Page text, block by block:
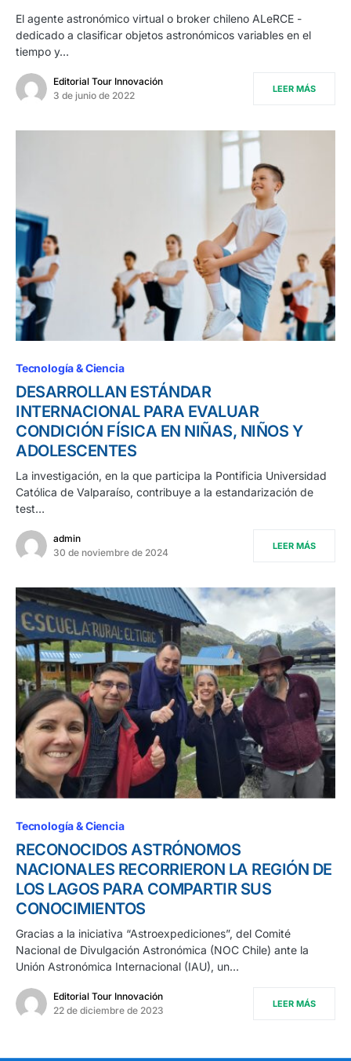
El agente astronómico virtual o broker chileno ALeRCE -
dedicado a clasificar objetos astronómicos variables en el
tiempo y…
Editorial Tour Innovación
3 de junio de 2022
LEER MÁS
Tecnología & Ciencia
DESARROLLAN ESTÁNDAR
INTERNACIONAL PARA EVALUAR
CONDICIÓN FÍSICA EN NIÑAS, NIÑOS Y
ADOLESCENTES
La investigación, en la que participa la Pontificia Universidad
Católica de Valparaíso, contribuye a la estandarización de
test…
admin
30 de noviembre de 2024
LEER MÁS
Tecnología & Ciencia
RECONOCIDOS ASTRÓNOMOS
NACIONALES RECORRIERON LA REGIÓN DE
LOS LAGOS PARA COMPARTIR SUS
CONOCIMIENTOS
Gracias a la iniciativa “Astroexpediciones”, del Comité
Nacional de Divulgación Astronómica (NOC Chile) ante la
Unión Astronómica Internacional (IAU), un…
Editorial Tour Innovación
22 de diciembre de 2023
LEER MÁS